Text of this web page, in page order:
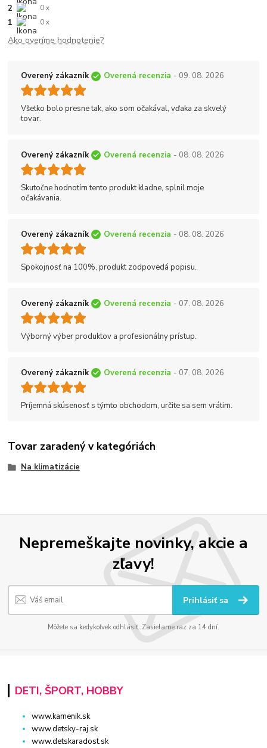
2 0 x
1 0 x
Ako overíme hodnotenie?
Overený zákazník Overená recenzia - 09. 08. 2026
Všetko bolo presne tak, ako som očakával, vďaka za skvelý
tovar.
Overený zákazník Overená recenzia - 08. 08. 2026
Skutočne hodnotím tento produkt kladne, splnil moje
očakávania.
Overený zákazník Overená recenzia - 08. 08. 2026
Spokojnosť na 100%, produkt zodpovedá popisu.
Overený zákazník Overená recenzia - 07. 08. 2026
Výborný výber produktov a profesionálny prístup.
Overený zákazník Overená recenzia - 07. 08. 2026
Príjemná skúsenosť s týmto obchodom, určite sa sem vrátim.
Tovar zaradený v kategóriách
Na klimatizácie
Nepremeškajte novinky, akcie a
zľavy!
Prihlásiť sa
Môžete sa kedykoľvek odhlásiť. Zasielame raz za 14 dní.
DETI, ŠPORT, HOBBY
www.kamenik.sk
www.detsky-raj.sk
www.detskaradost.sk